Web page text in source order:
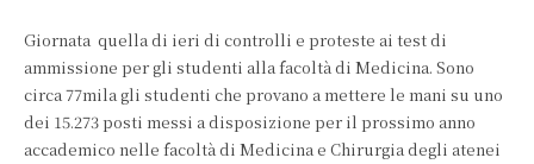
Giornata quella di ieri di controlli e proteste ai test di
ammissione per gli studenti alla facoltà di Medicina. Sono
circa 77mila gli studenti che provano a mettere le mani su uno
dei 15.273 posti messi a disposizione per il prossimo anno
accademico nelle facoltà di Medicina e Chirurgia degli atenei